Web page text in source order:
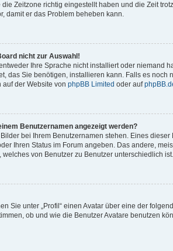
Zeitzone richtig eingestellt haben und die Zeit
damit er das Problem beheben kann.
nicht zur Auswahl!
Ihre Sprache nicht installiert oder niemand
das Sie benötigen, installieren kann. Falls es
der Website von phpBB Limited oder auf
Benutzernamen angezeigt werden?
bei Ihrem Benutzernamen stehen. Eines
Ihren Status im Forum angeben. Das andere,
von Benutzer zu Benutzer unterschiedlich ist.
Sie unter „Profil“ einen Avatar über eine der
ob und wie die Benutzer Avatare benutzen